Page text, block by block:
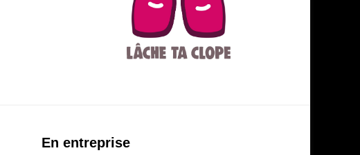
En entreprise